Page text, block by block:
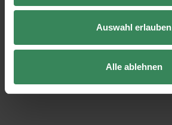
Auswahl erlauben
Alle ablehnen
In den Warenkorb
Material Stern 2